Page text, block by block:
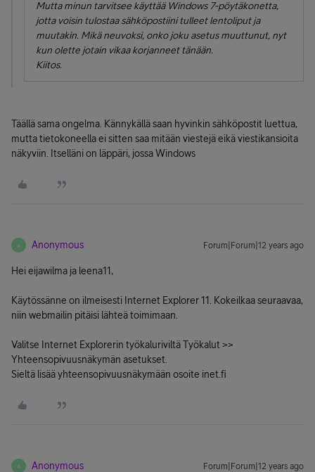
Mutta minun tarvitsee käyttää Windows 7-pöytäkonetta,
jotta voisin tulostaa sähköpostiini tulleet lentoliput ja
muutakin. Mikä neuvoksi, onko joku asetus muuttunut, nyt
kun olette jotain vikaa korjanneet tänään.
Kiitos.
Täällä sama ongelma. Kännykällä saan hyvinkin sähköpostit luettua,
mutta tietokoneella ei sitten saa mitään viestejä eikä viestikansioita
näkyviin. Itselläni on läppäri, jossa Windows
A Anonymous Forum|Forum|12 years ago
Hei eijawilma ja leena11,
Käytössänne on ilmeisesti Internet Explorer 11. Kokeilkaa seuraavaa,
niin webmailin pitäisi lähteä toimimaan.
Valitse Internet Explorerin työkaluriviltä Työkalut >>
Yhteensopivuusnäkymän asetukset.
Sieltä lisää yhteensopivuusnäkymään osoite inet.fi
A Anonymous Forum|Forum|12 years ago